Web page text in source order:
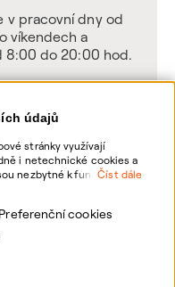
údajů
stránky využívají
i netechnické cookies a
nezbytné k fungování
reklam a
cookies a vašich
Bližší informace o
včetně možnosti
Číst dále
Preferenční cookies
v pracovní dny od
víkendech a
8:00 do 20:00 hod.
my se vám